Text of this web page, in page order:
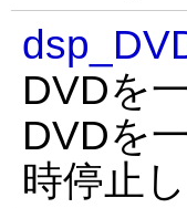
DVDを
DVDを
時停止